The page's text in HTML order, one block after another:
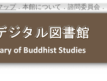
ップ．本館について ．諮問委員会 ．